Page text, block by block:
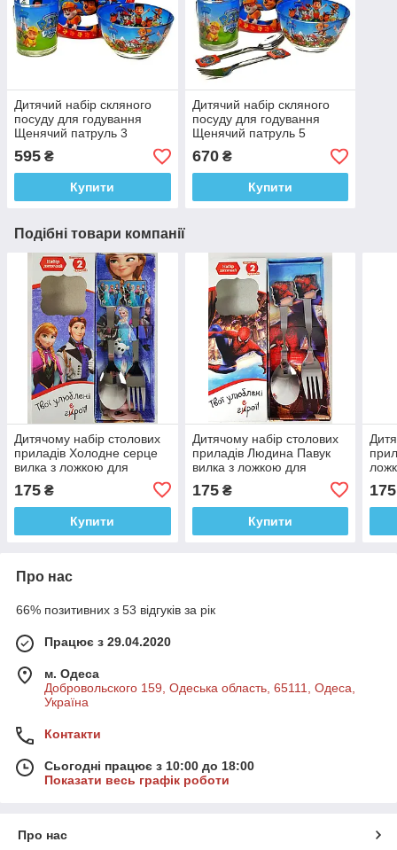
Дитячий набір скляного
посуду для годування
Щенячий патруль 3
595 ₴
Купити
Дитячий набір скляного
посуду для годування
Щенячий патруль 5
670₴
Купити
Подібні товари компанії
Дитячому набір столових
приладів Холодне серце
вилка з ложкою для
175 ₴
Купити
Дитячому набір столових
приладів Людина Павук
вилка з ложкою для
175₴
Купити
175
Про нас
66% позитивних з 53 відгуків за рік
Працює з 29.04.2020
м. Одеса
Добровольского 159, Одеська область, 65111, Одеса,
Україна
Контакти
Сьогодні працює з 10:00 до 18:00
Показати весь графік роботи
Про нас